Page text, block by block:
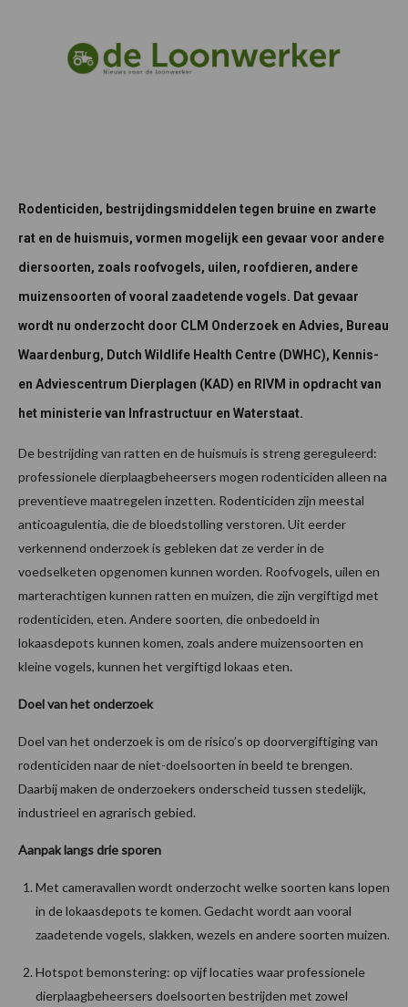
Rodenticiden, bestrijdingsmiddelen tegen bruine en zwarte
rat en de huismuis, vormen mogelijk een gevaar voor andere
diersoorten, zoals roofvogels, uilen, roofdieren, andere
muizensoorten of vooral zaadetende vogels. Dat gevaar
wordt nu onderzocht door CLM Onderzoek en Advies, Bureau
Waardenburg, Dutch Wildlife Health Centre (DWHC), Kennis-
en Adviescentrum Dierplagen (KAD) en RIVM in opdracht van
het ministerie van Infrastructuur en Waterstaat.
De bestrijding van ratten en de huismuis is streng gereguleerd:
professionele dierplaagbeheersers mogen rodenticiden alleen na
preventieve maatregelen inzetten. Rodenticiden zijn meestal
anticoagulentia, die de bloedstolling verstoren. Uit eerder
verkennend onderzoek is gebleken dat ze verder in de
voedselketen opgenomen kunnen worden. Roofvogels, uilen en
marterachtigen kunnen ratten en muizen, die zijn vergiftigd met
rodenticiden, eten. Andere soorten, die onbedoeld in
lokaasdepots kunnen komen, zoals andere muizensoorten en
kleine vogels, kunnen het vergiftigd lokaas eten.
Doel van het onderzoek
Doel van het onderzoek is om de risico’s op doorvergiftiging van
rodenticiden naar de niet-doelsoorten in beeld te brengen.
Daarbij maken de onderzoekers onderscheid tussen stedelijk,
industrieel en agrarisch gebied.
Aanpak langs drie sporen
Met cameravallen wordt onderzocht welke soorten kans lopen
in de lokaasdepots te komen. Gedacht wordt aan vooral
zaadetende vogels, slakken, wezels en andere soorten muizen.
Hotspot bemonstering: op vijf locaties waar professionele
dierplaagbeheersers doelsoorten bestrijden met zowel